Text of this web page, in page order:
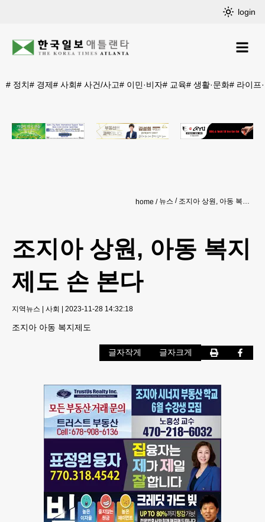
login
# 정치# 경제# 사회# 사건/사고# 이민·비자# 교육# 생활·문화# 라이프
home 뉴스 조지아 상원, 아동 복지제도 손 본다
조지아 상원, 아동 복지
제도 손 본다
지역뉴스 | 사회 | 2023-11-28 14:32:18
조지아 아동 복지제도
글자작게 글자크게